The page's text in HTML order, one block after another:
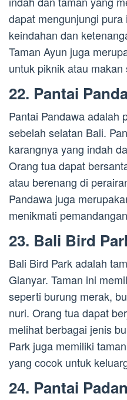
dapat mengunjungi
keindahan dan
Taman Ayun juga
untuk piknik atau
22. Pantai
Pantai Pandawa adalah
sebelah selatan Bali.
karangnya yang indah
Orang tua dapat
atau berenang di
Pandawa juga
menikmati
23. Bali Bird
Bali Bird Park adalah
Gianyar. Taman ini
seperti burung merak,
nuri. Orang tua dapat
melihat berbagai jenis
Park juga memiliki
yang cocok untuk
24. Pantai